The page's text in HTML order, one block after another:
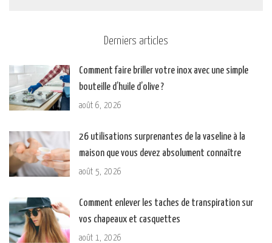
Derniers articles
Comment faire briller votre inox avec une simple
bouteille d’huile d’olive ?
août 6, 2026
26 utilisations surprenantes de la vaseline à la
maison que vous devez absolument connaître
août 5, 2026
Comment enlever les taches de transpiration sur
vos chapeaux et casquettes
août 1, 2026